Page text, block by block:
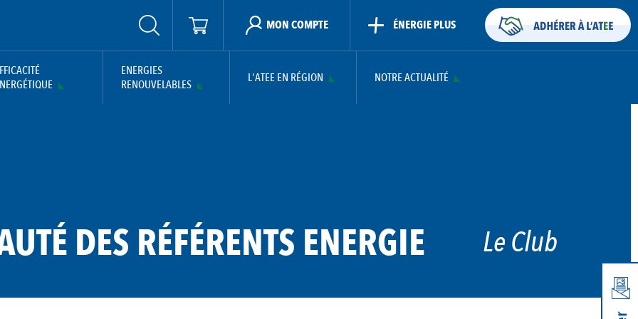
MON COMPTE ÉNERGIE PLUS
ENERGIES
RENOUVELABLES
L'ATEE EN RÉGION NOTRE ACTUALITÉ
DES RÉFÉRENTS ENERGIE Le Club